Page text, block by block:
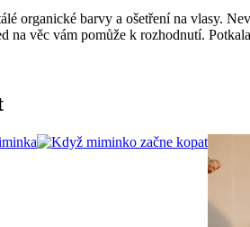
organické barvy a ošetření na vlasy.
na věc vám pomůže k rozhodnutí.